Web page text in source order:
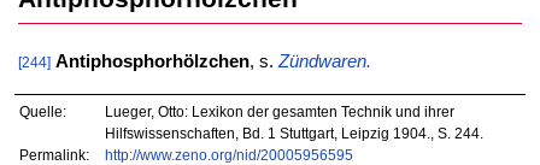
[244] Antiphosphorhölzchen, s.Zündwaren.
Quelle:
Lueger, Otto: Lexikon der gesamten Technik und ihrer
Hilfswissenschaften, Bd. 1 Stuttgart, Leipzig 1904., S. 244.
Permalink:
http://www.zeno.org/nid/20005956595